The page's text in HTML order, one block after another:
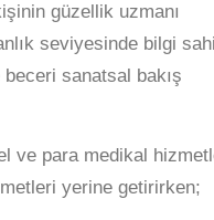
güzellik uzmanı
seviyesinde bilgi
sanatsal bakış
ve para medikal
yerine getirirken;